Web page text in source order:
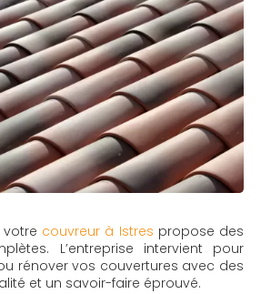
votre couvreur à Istres propose des
L’entreprise intervient pour
rénover vos couvertures avec des
et un savoir-faire éprouvé.